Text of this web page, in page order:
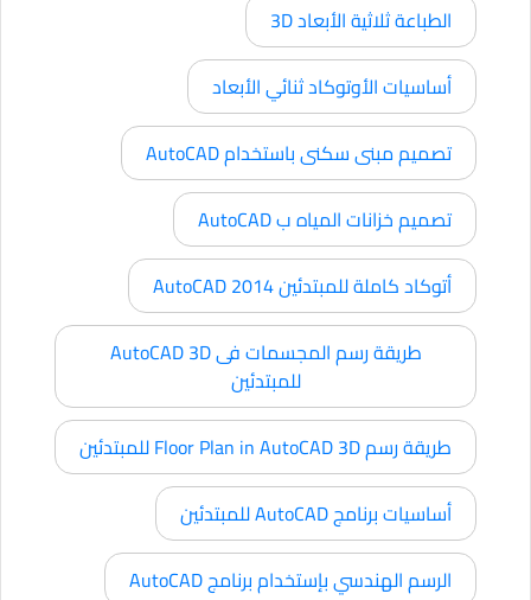
الطباعة ثلاثية الأبعاد 3D
أساسيات الأوتوكاد ثنائي الأبعاد
تصميم مبنى سكنى باستخدام AutoCAD
تصميم خزانات المياه ب AutoCAD
أتوكاد كاملة للمبتدئين AutoCAD 2014
طريقة رسم المجسمات فى AutoCAD 3D
للمبتدئين
طريقة رسم Floor Plan in AutoCAD 3D للمبتدئين
أساسيات برنامج AutoCAD للمبتدئين
الرسم الهندسي بإستخدام برنامج AutoCAD